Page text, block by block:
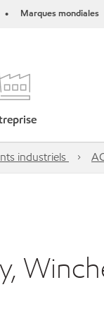
• Marques mondiales
industriels